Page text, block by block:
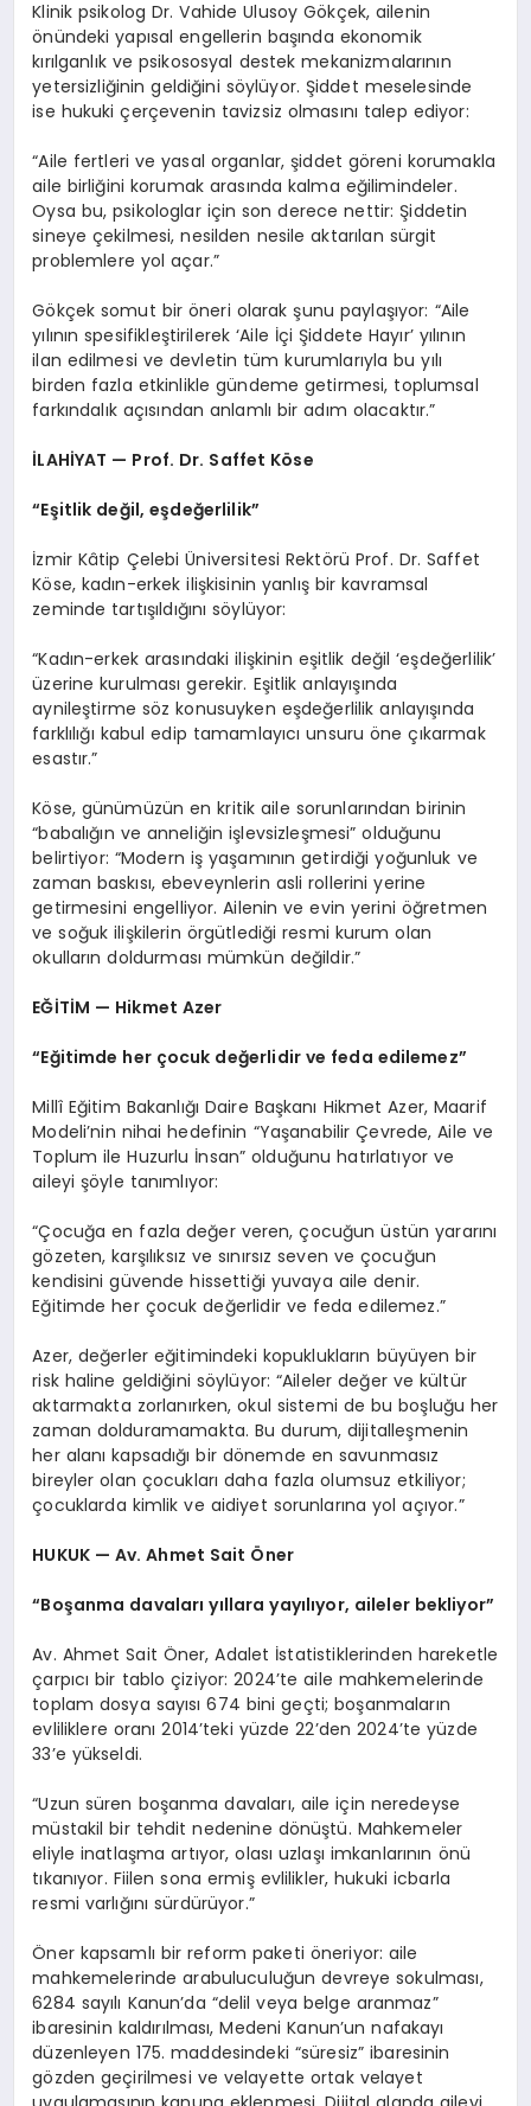
Klinik psikolog Dr. Vahide Ulusoy Gökçek, ailenin
önündeki yapısal engellerin başında ekonomik
kırılganlık ve psikososyal destek mekanizmalarının
yetersizliğinin geldiğini söylüyor. Şiddet meselesinde
ise hukuki çerçevenin tavizsiz olmasını talep ediyor:
“Aile fertleri ve yasal organlar, şiddet göreni korumakla
aile birliğini korumak arasında kalma eğilimindeler.
Oysa bu, psikologlar için son derece nettir: Şiddetin
sineye çekilmesi, nesilden nesile aktarılan sürgit
problemlere yol açar.”
Gökçek somut bir öneri olarak şunu paylaşıyor: “Aile
yılının spesifikleştirilerek ‘Aile İçi Şiddete Hayır’ yılının
ilan edilmesi ve devletin tüm kurumlarıyla bu yılı
birden fazla etkinlikle gündeme getirmesi, toplumsal
farkındalık açısından anlamlı bir adım olacaktır.”
İLAHİYAT — Prof. Dr. Saffet Köse
“Eşitlik değil, eşdeğerlilik”
İzmir Kâtip Çelebi Üniversitesi Rektörü Prof. Dr. Saffet
Köse, kadın-erkek ilişkisinin yanlış bir kavramsal
zeminde tartışıldığını söylüyor:
“Kadın-erkek arasındaki ilişkinin eşitlik değil ‘eşdeğerlilik’
üzerine kurulması gerekir. Eşitlik anlayışında
aynileştirme söz konusuyken eşdeğerlilik anlayışında
farklılığı kabul edip tamamlayıcı unsuru öne çıkarmak
esastır.”
Köse, günümüzün en kritik aile sorunlarından birinin
“babalığın ve anneliğin işlevsizleşmesi” olduğunu
belirtiyor: “Modern iş yaşamının getirdiği yoğunluk ve
zaman baskısı, ebeveynlerin asli rollerini yerine
getirmesini engelliyor. Ailenin ve evin yerini öğretmen
ve soğuk ilişkilerin örgütlediği resmi kurum olan
okulların doldurması mümkün değildir.”
EĞİTİM — Hikmet Azer
“Eğitimde her çocuk değerlidir ve feda edilemez”
Millî Eğitim Bakanlığı Daire Başkanı Hikmet Azer, Maarif
Modeli’nin nihai hedefinin “Yaşanabilir Çevrede, Aile ve
Toplum ile Huzurlu İnsan” olduğunu hatırlatıyor ve
aileyi şöyle tanımlıyor:
“Çocuğa en fazla değer veren, çocuğun üstün yararını
gözeten, karşılıksız ve sınırsız seven ve çocuğun
kendisini güvende hissettiği yuvaya aile denir.
Eğitimde her çocuk değerlidir ve feda edilemez.”
Azer, değerler eğitimindeki kopuklukların büyüyen bir
risk haline geldiğini söylüyor: “Aileler değer ve kültür
aktarmakta zorlanırken, okul sistemi de bu boşluğu her
zaman dolduramamakta. Bu durum, dijitalleşmenin
her alanı kapsadığı bir dönemde en savunmasız
bireyler olan çocukları daha fazla olumsuz etkiliyor;
çocuklarda kimlik ve aidiyet sorunlarına yol açıyor.”
HUKUK — Av. Ahmet Sait Öner
“Boşanma davaları yıllara yayılıyor, aileler bekliyor”
Av. Ahmet Sait Öner, Adalet İstatistiklerinden hareketle
çarpıcı bir tablo çiziyor: 2024’te aile mahkemelerinde
toplam dosya sayısı 674 bini geçti; boşanmaların
evliliklere oranı 2014’teki yüzde 22’den 2024’te yüzde
33’e yükseldi.
“Uzun süren boşanma davaları, aile için neredeyse
müstakil bir tehdit nedenine dönüştü. Mahkemeler
eliyle inatlaşma artıyor, olası uzlaşı imkanlarının önü
tıkanıyor. Fiilen sona ermiş evlilikler, hukuki icbarla
resmi varlığını sürdürüyor.”
Öner kapsamlı bir reform paketi öneriyor: aile
mahkemelerinde arabuluculuğun devreye sokulması,
6284 sayılı Kanun’da “delil veya belge aranmaz”
ibaresinin kaldırılması, Medeni Kanun’un nafakayı
düzenleyen 175. maddesindeki “süresiz” ibaresinin
gözden geçirilmesi ve velayette ortak velayet